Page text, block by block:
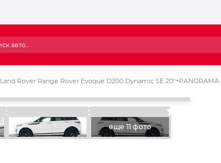
Land Rover Range Rover Evoque D200 Dynamic SE 20″+PANORAMA
еще 11 фото